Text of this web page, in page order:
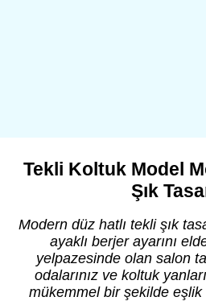
Tekli Koltuk Model
Şık
Modern düz hatlı tekli şık
ayaklı berjer ayarını
yelpazesinde olan salon
odalarınız ve koltuk
mükemmel bir şekilde